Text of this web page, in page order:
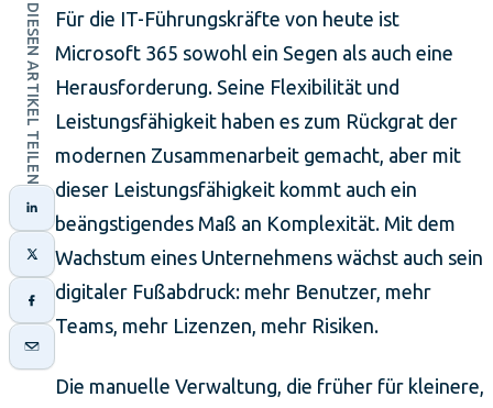
DIESEN ARTIKEL TEILEN
Für die IT-Führungskräfte von heute ist
Microsoft 365 sowohl ein Segen als auch eine
Herausforderung. Seine Flexibilität und
Leistungsfähigkeit haben es zum Rückgrat der
modernen Zusammenarbeit gemacht, aber mit
dieser Leistungsfähigkeit kommt auch ein
beängstigendes Maß an Komplexität. Mit dem
Wachstum eines Unternehmens wächst auch sein
digitaler Fußabdruck: mehr Benutzer, mehr
Teams, mehr Lizenzen, mehr Risiken.
Die manuelle Verwaltung, die früher für kleinere,